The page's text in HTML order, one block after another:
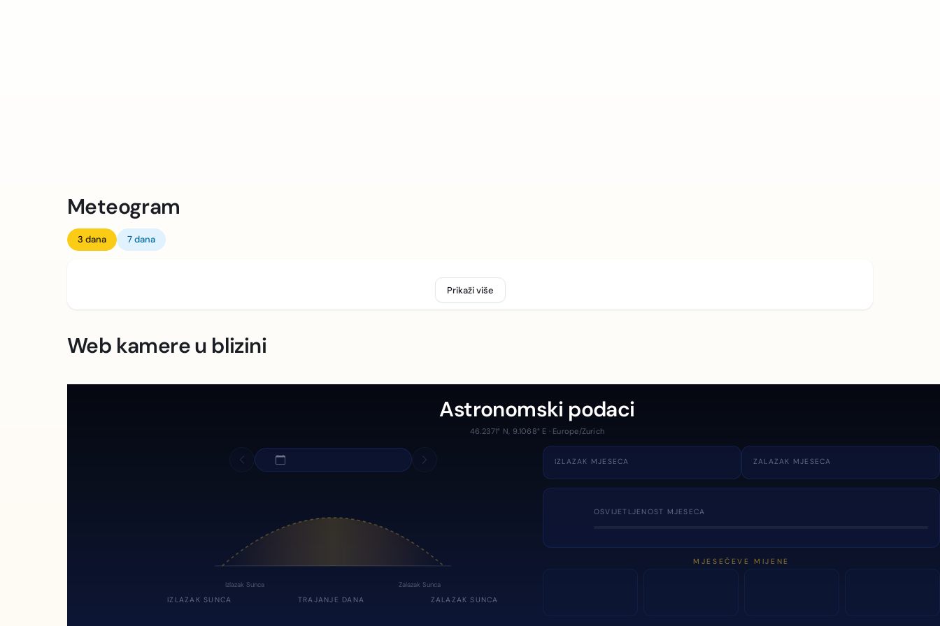
Meteogram
3 dana 7 dana
Prikaži više
Web kamere u blizini
Astronomski podaci
46.2371° N, 9.1068° E · Europe/Zurich
Izlazak Sunca Zalazak Sunca
IZLAZAK SUNCA TRAJANJE DANA ZALAZAK SUNCA
IZLAZAK MJESECA ZALAZAK MJESECA
OSVIJETLJENOST MJESECA
MJESEČEVE MIJENE